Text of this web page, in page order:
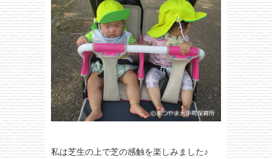
私は芝生の上で芝の感触を楽しみました♪